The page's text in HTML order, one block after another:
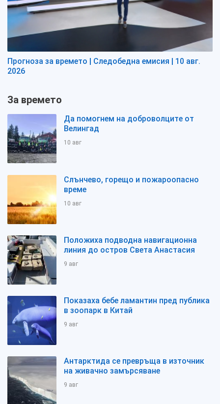
Прогноза за времето | Следобедна емисия | 10 авг.
2026
За времето
Да помогнем на доброволците от
Велингад
10 авг
Слънчево, горещо и пожароопасно
време
10 авг
Положиха подводна навигационна
линия до остров Света Анастасия
9 авг
Показаха бебе ламантин пред публика
в зоопарк в Китай
9 авг
Антарктида се превръща в източник
на живачно замърсяване
9 авг